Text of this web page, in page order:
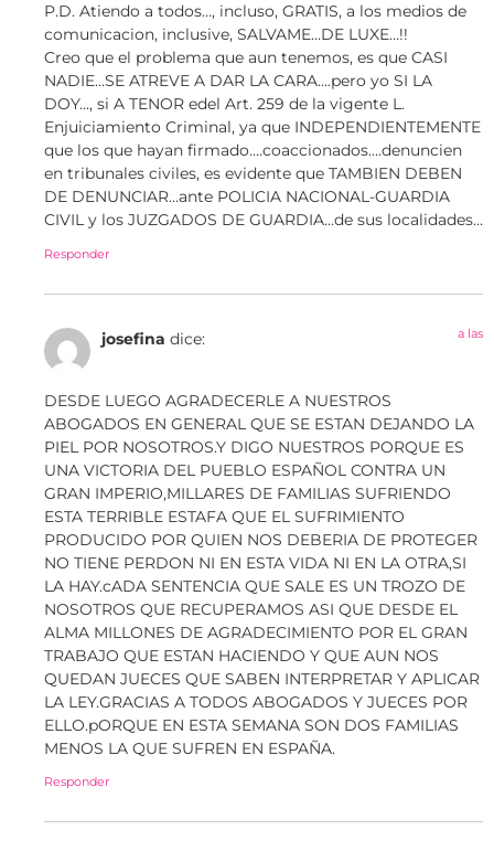
P.D. Atiendo a todos…, incluso, GRATIS, a los medios de
comunicacion, inclusive, SALVAME…DE LUXE…!!
Creo que el problema que aun tenemos, es que CASI
NADIE…SE ATREVE A DAR LA CARA….pero yo SI LA
DOY…, si A TENOR edel Art. 259 de la vigente L.
Enjuiciamiento Criminal, ya que INDEPENDIENTEMENTE
que los que hayan firmado….coaccionados….denuncien
en tribunales civiles, es evidente que TAMBIEN DEBEN
DE DENUNCIAR…ante POLICIA NACIONAL-GUARDIA
CIVIL y los JUZGADOS DE GUARDIA…de sus localidades…
Responder
josefina dice: a las
DESDE LUEGO AGRADECERLE A NUESTROS
ABOGADOS EN GENERAL QUE SE ESTAN DEJANDO LA
PIEL POR NOSOTROS.Y DIGO NUESTROS PORQUE ES
UNA VICTORIA DEL PUEBLO ESPAÑOL CONTRA UN
GRAN IMPERIO,MILLARES DE FAMILIAS SUFRIENDO
ESTA TERRIBLE ESTAFA QUE EL SUFRIMIENTO
PRODUCIDO POR QUIEN NOS DEBERIA DE PROTEGER
NO TIENE PERDON NI EN ESTA VIDA NI EN LA OTRA,SI
LA HAY.cADA SENTENCIA QUE SALE ES UN TROZO DE
NOSOTROS QUE RECUPERAMOS ASI QUE DESDE EL
ALMA MILLONES DE AGRADECIMIENTO POR EL GRAN
TRABAJO QUE ESTAN HACIENDO Y QUE AUN NOS
QUEDAN JUECES QUE SABEN INTERPRETAR Y APLICAR
LA LEY.GRACIAS A TODOS ABOGADOS Y JUECES POR
ELLO.pORQUE EN ESTA SEMANA SON DOS FAMILIAS
MENOS LA QUE SUFREN EN ESPAÑA.
Responder